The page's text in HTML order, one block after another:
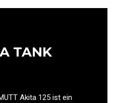
TANK
Akita 125 ist ein